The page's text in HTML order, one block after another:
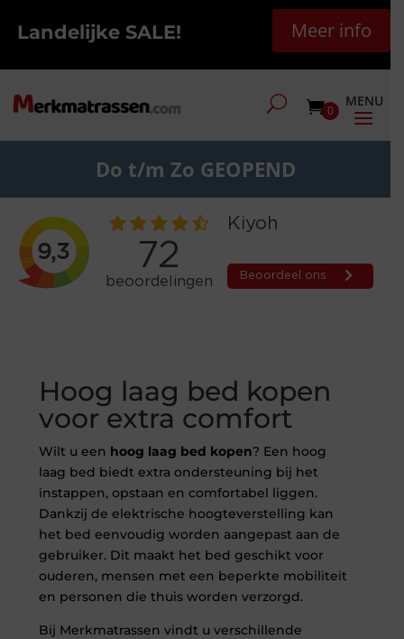
Landelijke SALE! Meer info
0
Do t/m Zo GEOPEND
Hoog laag bed kopen
voor extra comfort
Wilt u een hoog laag bed kopen? Een hoog
laag bed biedt extra ondersteuning bij het
instappen, opstaan en comfortabel liggen.
Dankzij de elektrische hoogteverstelling kan
het bed eenvoudig worden aangepast aan de
gebruiker. Dit maakt het bed geschikt voor
ouderen, mensen met een beperkte mobiliteit
en personen die thuis worden verzorgd.
Bij Merkmatrassen vindt u verschillende